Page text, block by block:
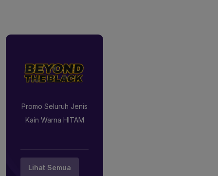
Promo Seluruh Jenis
Kain Warna HITAM
Lihat Semua